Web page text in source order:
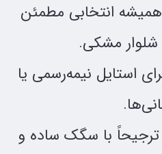
انتخابی مطمئن
مشکی.
استایل نیمه‌رسمی یا
با سگک ساده و